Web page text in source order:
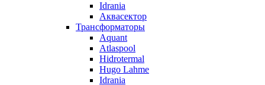
Idrania
Аквасектор
Трансформаторы
Aquant
Atlaspool
Hidrotermal
Hugo Lahme
Idrania